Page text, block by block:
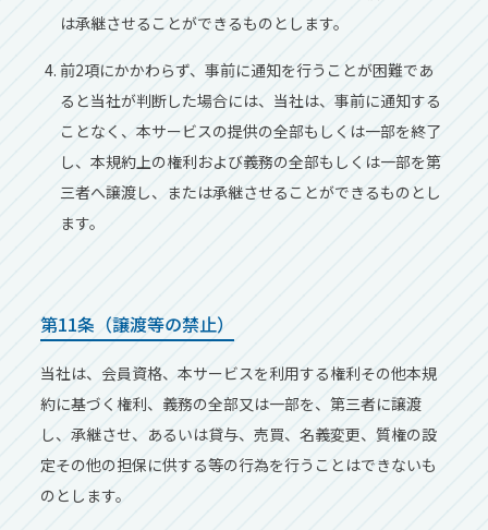
は承継させることができるものとします。
前2項にかかわらず、事前に通知を⾏うことが困難であ
ると当社が判断した場合には、当社は、事前に通知する
ことなく、本サービスの提供の全部もしくは⼀部を終了
し、本規約上の権利および義務の全部もしくは⼀部を第
三者へ譲渡し、または承継させることができるものとし
ます。
第11条（譲渡等の禁⽌）
当社は、会員資格、本サービスを利⽤する権利その他本規
約に基づく権利、義務の全部⼜は⼀部を、第三者に譲渡
し、承継させ、あるいは貸与、売買、名義変更、質権の設
定その他の担保に供する等の⾏為を⾏うことはできないも
のとします。